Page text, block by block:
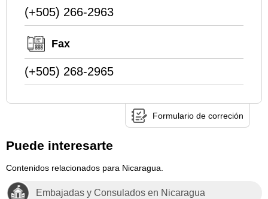
(+505) 266-2963
Fax
(+505) 268-2965
Formulario de correción
Puede interesarte
Contenidos relacionados para Nicaragua.
Embajadas y Consulados en Nicaragua